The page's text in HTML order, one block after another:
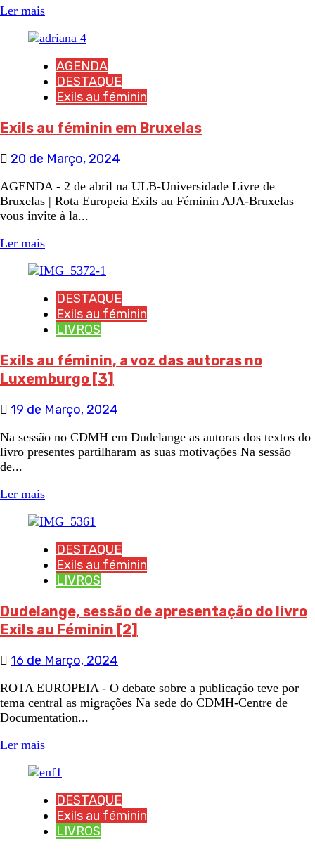
Ler mais
AGENDA
DESTAQUE
Exils au féminin
Exils au féminin em Bruxelas
20 de Março, 2024
AGENDA - 2 de abril na ULB-Universidade Livre de
Bruxelas | Rota Europeia Exils au Féminin AJA-Bruxelas
vous invite à la...
Ler mais
DESTAQUE
Exils au féminin
LIVROS
Exils au féminin, a voz das autoras no
Luxemburgo [3]
19 de Março, 2024
Na sessão no CDMH em Dudelange as autoras dos textos do
livro presentes partilharam as suas motivações Na sessão
de...
Ler mais
DESTAQUE
Exils au féminin
LIVROS
Dudelange, sessão de apresentação do livro
Exils au Féminin [2]
16 de Março, 2024
ROTA EUROPEIA - O debate sobre a publicação teve por
tema central as migrações Na sede do CDMH-Centre de
Documentation...
Ler mais
DESTAQUE
Exils au féminin
LIVROS